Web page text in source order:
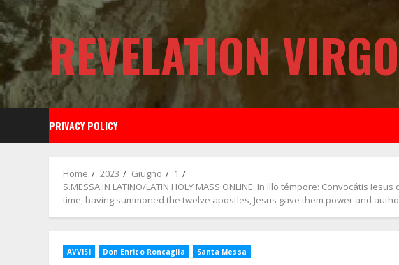
Skip
to
content REVELATION VIRGO
PRIVACY POLICY
Home 2023 Giugno
1
S.MESSA IN LATINO/LATIN HOLY MASS ONLINE: In illo témpore: Convocátis
time, having summoned the twelve apostles, Jesus gave them power and
AVVISI Don Enrico Roncaglia Santa Messa